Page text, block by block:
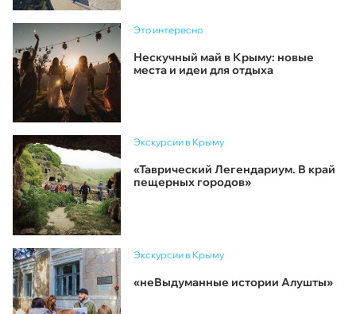
Это интересно
Нескучный май в Крыму: новые
места и идеи для отдыха
Экскурсии в Крыму
«Таврический Легендариум. В край
пещерных городов»
Экскурсии в Крыму
«неВыдуманные истории Алушты»